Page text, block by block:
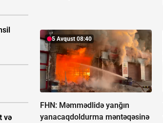
və
5 Avqust 08:40
FHN: Məmmədlidə yanğın
yanacaqdoldurma məntəqəsinə